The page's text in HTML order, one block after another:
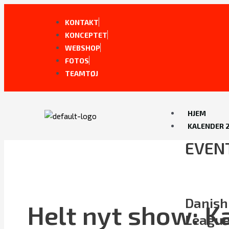
Gå
KONTAKT
KONCEPTET
WEBSHOP
FOTOS
TEAMTØJ
HJEM
KALENDER
Helt nyt show:
Post